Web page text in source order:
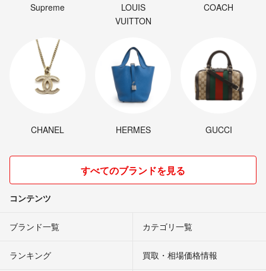
Supreme
LOUIS
VUITTON
COACH
CHANEL HERMES GUCCI
すべてのブランドを見る
コンテンツ
ブランド一覧 カテゴリ一覧
ランキング 買取・相場価格情報